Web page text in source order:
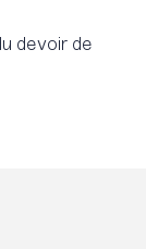
devoir de